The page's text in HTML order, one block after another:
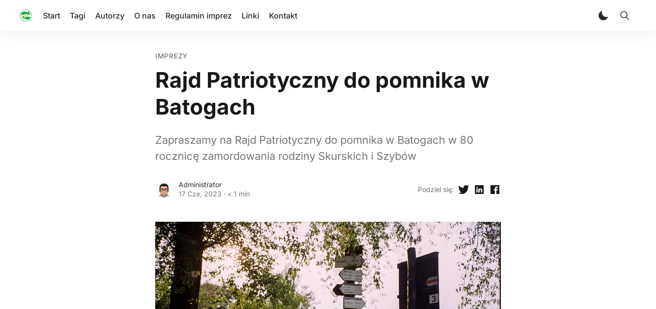
Start Tagi Autorzy O nas Regulamin imprez Linki Kontakt
IMPREZY
Rajd Patriotyczny do pomnika w
Batogach
Zapraszamy na Rajd Patriotyczny do pomnika w Batogach w 80
rocznicę zamordowania rodziny Skurskich i Szybów
Administrator
17 Cze, 2023 · < 1 min
Podziel się: